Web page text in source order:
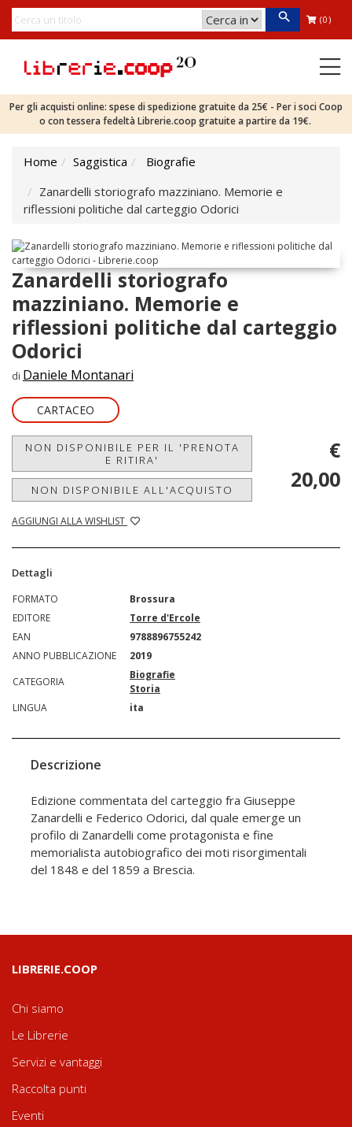
(0)
Per gli acquisti online: spese di spedizione gratuite da 25€ - Per i soci Coop
o con tessera fedeltà Librerie.coop gratuite a partire da 19€.
Home Saggistica
Biografie
Zanardelli storiografo mazziniano. Memorie e
riflessioni politiche dal carteggio Odorici
Zanardelli storiografo
mazziniano. Memorie e
riflessioni politiche dal carteggio
Odorici
di Daniele Montanari
CARTACEO
NON DISPONIBILE PER IL 'PRENOTA
E RITIRA'
NON DISPONIBILE ALL'ACQUISTO
AGGIUNGI ALLA WISHLIST
€
20,00
Dettagli
FORMATO
Brossura
EDITORE
Torre d'Ercole
EAN
9788896755242
ANNO PUBBLICAZIONE
2019
CATEGORIA
Biografie
Storia
LINGUA
ita
Descrizione
Edizione commentata del carteggio fra Giuseppe
Zanardelli e Federico Odorici, dal quale emerge un
profilo di Zanardelli come protagonista e fine
memorialista autobiografico dei moti risorgimentali
del 1848 e del 1859 a Brescia.
LIBRERIE.COOP
Chi siamo
Le Librerie
Servizi e vantaggi
Raccolta punti
Eventi